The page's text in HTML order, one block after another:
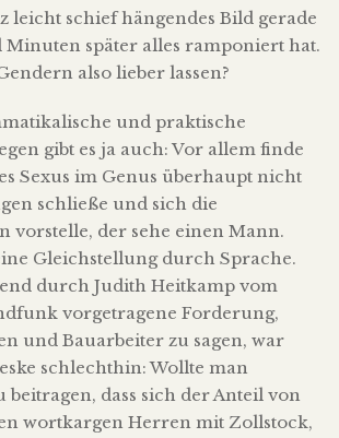
leicht schief hängendes Bild gerade
später alles ramponiert hat.
also lieber lassen?
und praktische
gibt es ja auch: Vor allem finde
Sexus im Genus überhaupt nicht
schließe und sich die
vorstelle, der sehe einen Mann.
Gleichstellung durch Sprache.
durch Judith Heitkamp vom
vorgetragene Forderung,
und Bauarbeiter zu sagen, war
schlechthin: Wollte man
dass sich der Anteil von
wortkargen Herren mit Zollstock,